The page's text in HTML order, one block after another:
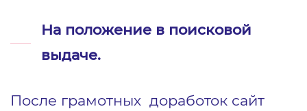
На положение в поисковой
выдаче.
После грамотных доработок сайт